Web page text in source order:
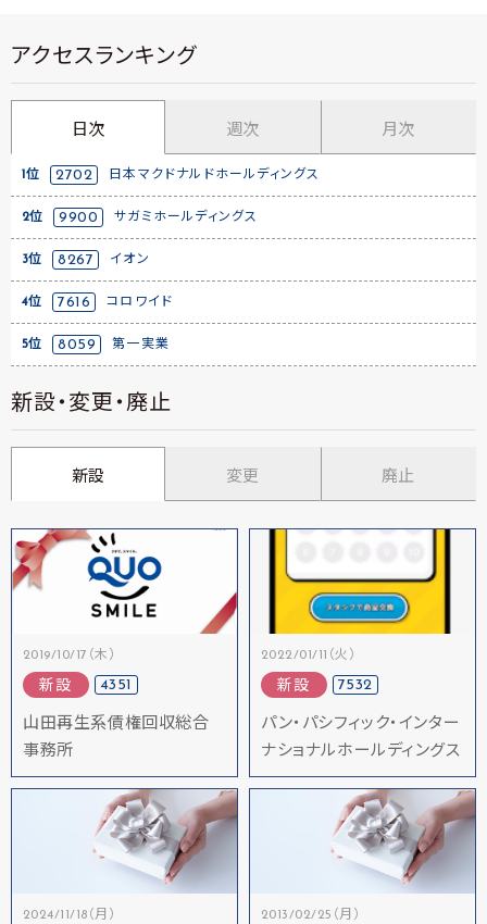
アクセスランキング
日次 週次 月次
1位 2702 日本マクドナルドホールディングス
2位 9900 サガミホールディングス
3位 8267 イオン
4位 7616 コロワイド
5位 8059 第一実業
新設・変更・廃止
新設 変更 廃止
2019/10/17（木）
新設 4351
山田再生系債権回収総合
事務所
2022/01/11（火）
新設 7532
パン・パシフィック・インター
ナショナルホールディングス
2024/11/18（月） 2013/02/25（月）